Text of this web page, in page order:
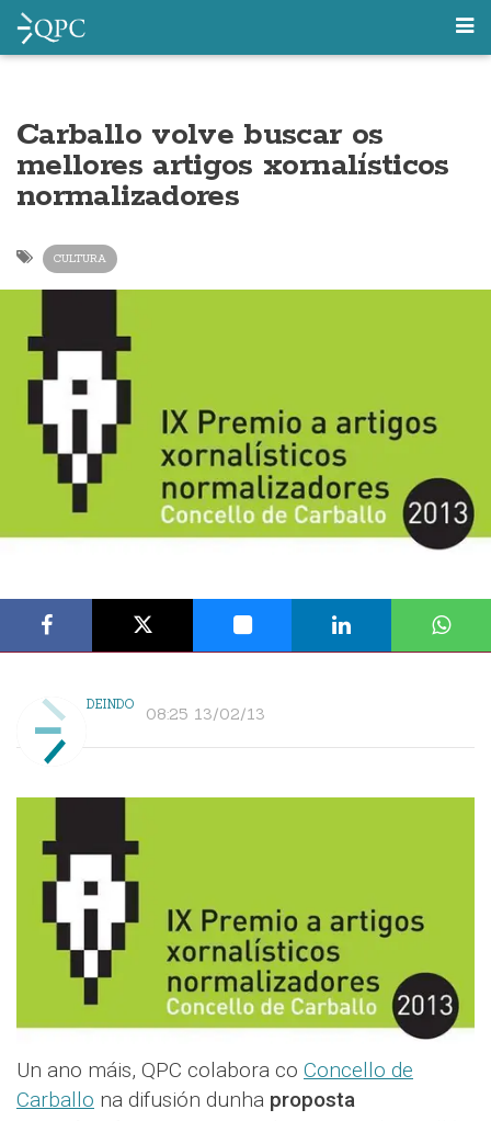
Carballo volve buscar os
mellores artigos xornalísticos
normalizadores
CULTURA
DEINDO 08:25 13/02/13
Un ano máis, QPC colabora co Concello de
Carballo na difusión dunha proposta